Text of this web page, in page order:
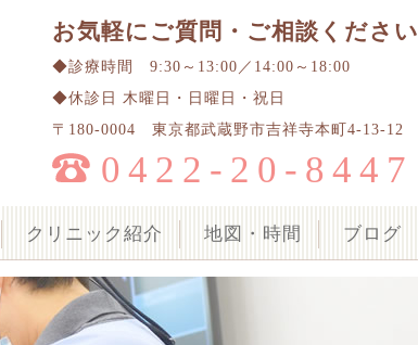
お気軽にご質問・ご相談ください
◆診療時間 9:30～13:00／14:00～18:00
◆休診日 木曜日・日曜日・祝日
〒180-0004 東京都武蔵野市吉祥寺本町4-13-12
0422-20-8447
クリニック紹介 地図・時間 ブログ